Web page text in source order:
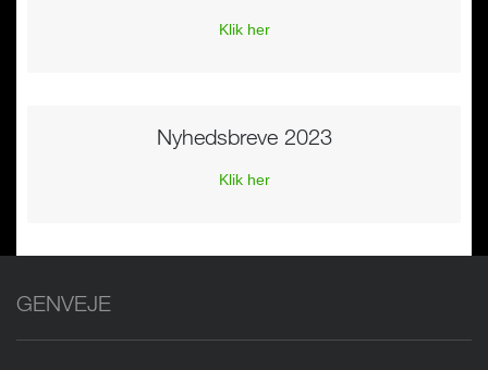
Klik her
Nyhedsbreve 2023
Klik her
GENVEJE